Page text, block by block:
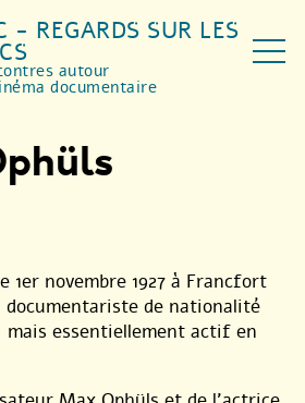
- REGARDS SUR LES
autour
documentaire
1er novembre 1927 à Francfort
documentariste de nationalité
essentiellement actif en